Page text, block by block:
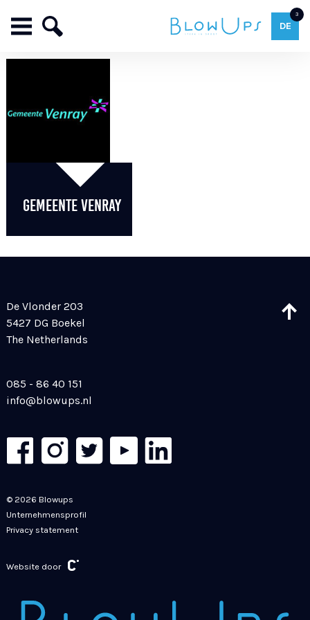
3
DE
GEMEENTE VENRAY
De Vlonder 203
5427 DG Boekel
The Netherlands
085 - 86 40 151
info@blowups.nl
© 2026 Blowups
Unternehmensprofil
Privacy statement
Website door